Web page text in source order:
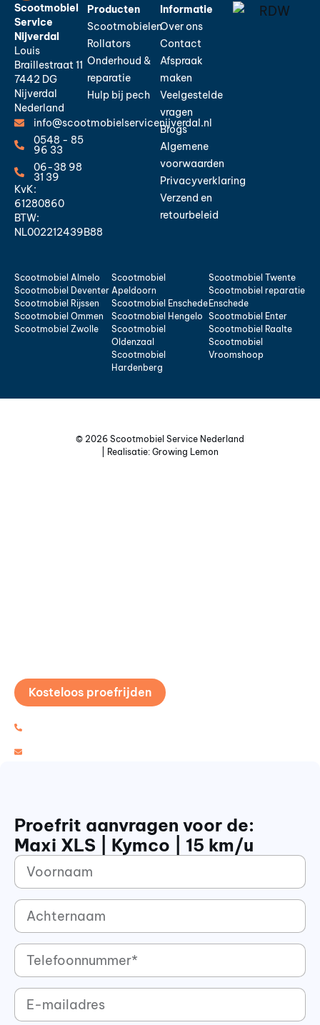
Scootmobiel
Service
Nijverdal
Louis
Braillestraat 11
7442 DG
Nijverdal
Nederland
info@scootmobielservicenijverdal.nl
0548 - 85
96 33
06-38 98
31 39
KvK:
61280860
BTW:
NL002212439B88
Producten
Scootmobielen
Rollators
Onderhoud &
reparatie
Hulp bij pech
Informatie
Over ons
Contact
Afspraak
maken
Veelgestelde
vragen
Blogs
Algemene
voorwaarden
Privacyverklaring
Verzend en
retourbeleid
Scootmobiel Almelo
Scootmobiel Deventer
Scootmobiel Rijssen
Scootmobiel Ommen
Scootmobiel Zwolle
Scootmobiel
Apeldoorn
Scootmobiel Enschede
Scootmobiel Hengelo
Scootmobiel
Oldenzaal
Scootmobiel
Hardenberg
Scootmobiel Twente
Scootmobiel reparatie
Enschede
Scootmobiel Enter
Scootmobiel Raalte
Scootmobiel
Vroomshoop
© 2026 Scootmobiel Service Nederland
| Realisatie: Growing Lemon
Kosteloos proefrijden
Proefrit aanvragen voor de:
Maxi XLS | Kymco | 15 km/u